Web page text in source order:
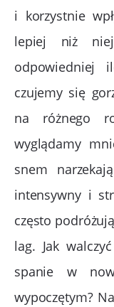
i korzystnie
lepiej niż
odpowiedniej
czujemy się
na różnego
wyglądamy
snem
intensywny i
często
lag. Jak
spanie w
wypoczętym?